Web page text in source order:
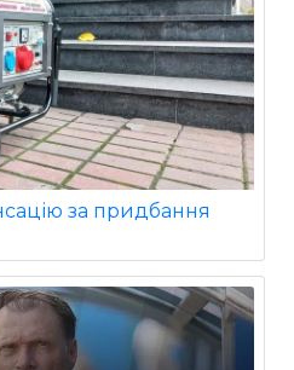
за придбання